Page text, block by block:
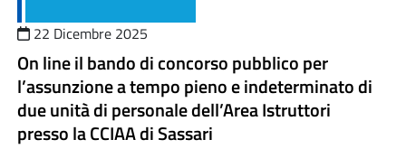
22 Dicembre 2025
On line il bando di concorso pubblico per
l’assunzione a tempo pieno e indeterminato di
due unità di personale dell’Area Istruttori
presso la CCIAA di Sassari